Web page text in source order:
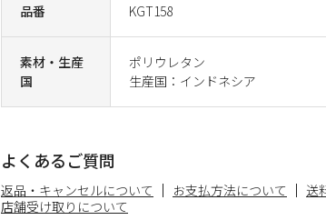
品番 KGT158
素材・生産
国
ポリウレタン
生産国：インドネシア
よくあるご質問
返品・キャンセルについて お支払方法について
送
店舗受け取りについて